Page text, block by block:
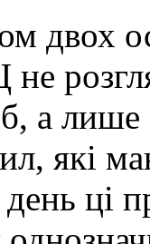
двох
а
які
ці